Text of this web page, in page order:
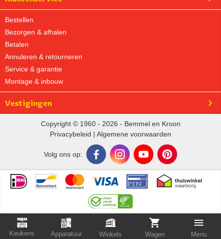
Keukens Apparatuur Winkels Wagen Menu
Bestellen
Bezorgen & afhalen
Betalen
Annuleren & retourneren
Service & garantie
Montage & inbouw
Vestigingen
Copyright © 1960 - 2026 - Bemmel en Kroon
Privacybeleid | Algemene voorwaarden
Volg ons op: